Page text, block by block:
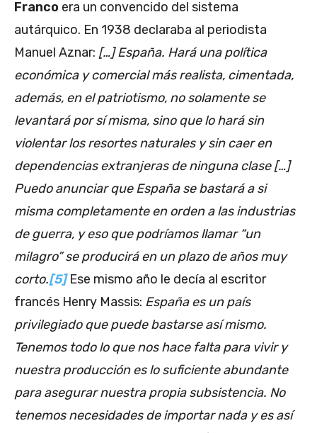
Franco era un convencido del sistema
autárquico. En 1938 declaraba al periodista
Manuel Aznar: […] España. Hará una política
económica y comercial más realista, cimentada,
además, en el patriotismo, no solamente se
levantará por sí misma, sino que lo hará sin
violentar los resortes naturales y sin caer en
dependencias extranjeras de ninguna clase […]
Puedo anunciar que España se bastará a si
misma completamente en orden a las industrias
de guerra, y eso que podríamos llamar “un
milagro” se producirá en un plazo de años muy
corto.[5]Ese mismo año le decía al escritor
francés Henry Massis: España es un país
privilegiado que puede bastarse así mismo.
Tenemos todo lo que nos hace falta para vivir y
nuestra producción es lo suficiente abundante
para asegurar nuestra propia subsistencia. No
tenemos necesidades de importar nada y es así